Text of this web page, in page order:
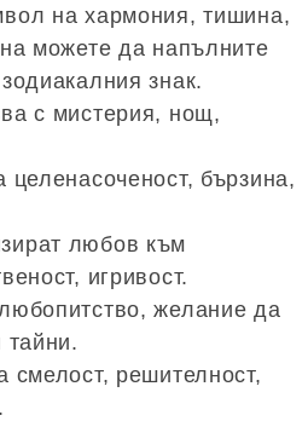
на хармония, тишина,
можете да напълните
знак.
с мистерия, нощ,
целенасоченост, бързина,
любов към
игривост.
желание да
тайни.
смелост, решителност,